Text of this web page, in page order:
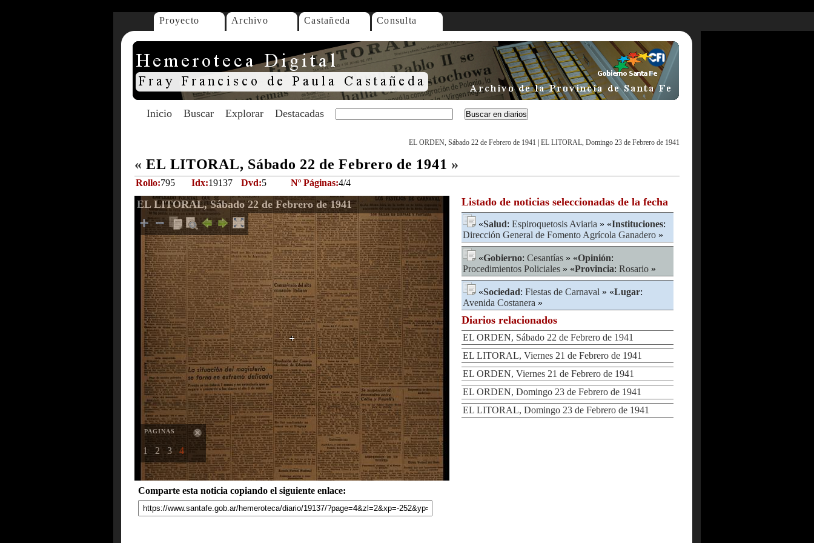
Proyecto Archivo Castañeda Consulta
Inicio Buscar Explorar Destacadas
EL ORDEN, Sábado 22 de Febrero de 1941 EL LITORAL, Domingo 23 de Febrero de 1941
« EL LITORAL, Sábado 22 de Febrero de 1941 »
Rollo:795 Idx:19137 Dvd:5 Nº Páginas:4/4
EL LITORAL, Sábado 22 de Febrero de 1941
PAGINAS
1 2 3 4
Comparte esta noticia copiando el siguiente enlace:
Listado de noticias seleccionadas de la fecha
«Salud: Espiroquetosis Aviaria » «Instituciones:
Dirección General de Fomento Agrícola Ganadero »
«Gobierno: Cesantías » «Opinión:
Procedimientos Policiales » «Provincia: Rosario »
«Sociedad: Fiestas de Carnaval » «Lugar:
Avenida Costanera »
Diarios relacionados
EL ORDEN, Sábado 22 de Febrero de 1941
EL LITORAL, Viernes 21 de Febrero de 1941
EL ORDEN, Viernes 21 de Febrero de 1941
EL ORDEN, Domingo 23 de Febrero de 1941
EL LITORAL, Domingo 23 de Febrero de 1941